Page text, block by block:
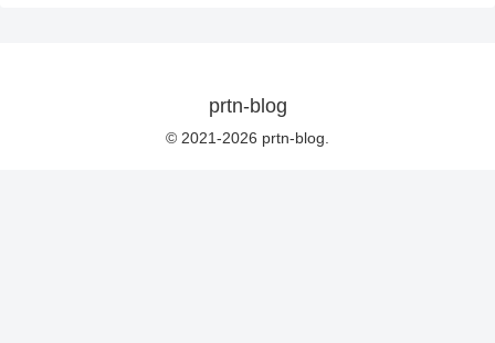
prtn-blog
© 2021-2026 prtn-blog.